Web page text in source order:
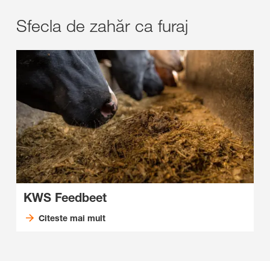
Sfecla de zahăr ca furaj
KWS Feedbeet
Citeste mai mult